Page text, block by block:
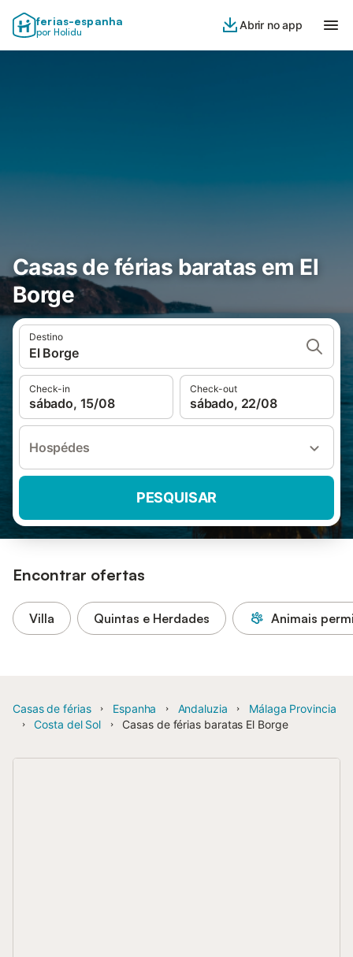
ferias-espanha
por Holidu
Abrir no app
Casas de férias baratas em El
Borge
Destino
El Borge
Check-in
sábado, 15/08
Check-out
sábado, 22/08
Hospédes
PESQUISAR
Encontrar ofertas
Villa Quintas e Herdades Animais
Casas de férias Espanha Andaluzia
Málaga Provincia
Costa del Sol
Casas de férias baratas El Borge